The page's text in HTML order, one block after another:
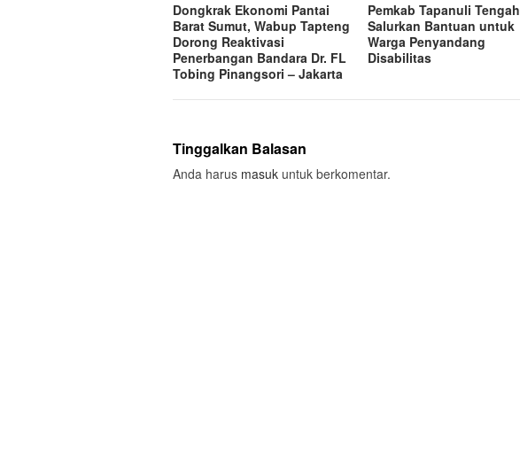
Dongkrak Ekonomi Pantai
Barat Sumut, Wabup Tapteng
Dorong Reaktivasi
Penerbangan Bandara Dr. FL
Tobing Pinangsori – Jakarta
Pemkab Tapanuli Tengah
Salurkan Bantuan untuk
Warga Penyandang
Disabilitas
Tinggalkan Balasan
Anda harus masuk untuk berkomentar.